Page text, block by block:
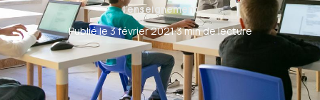
l’enseignement
Publié le 3 février 2021·3 min de lecture